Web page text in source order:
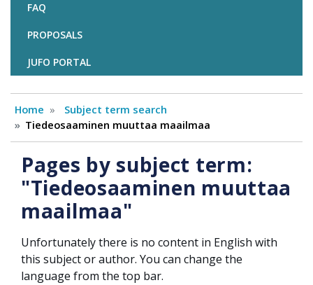
FAQ
PROPOSALS
JUFO PORTAL
Home
Subject term search
Tiedeosaaminen muuttaa maailmaa
Pages by subject term:
"Tiedeosaaminen muuttaa
maailmaa"
Unfortunately there is no content in English with
this subject or author. You can change the
language from the top bar.